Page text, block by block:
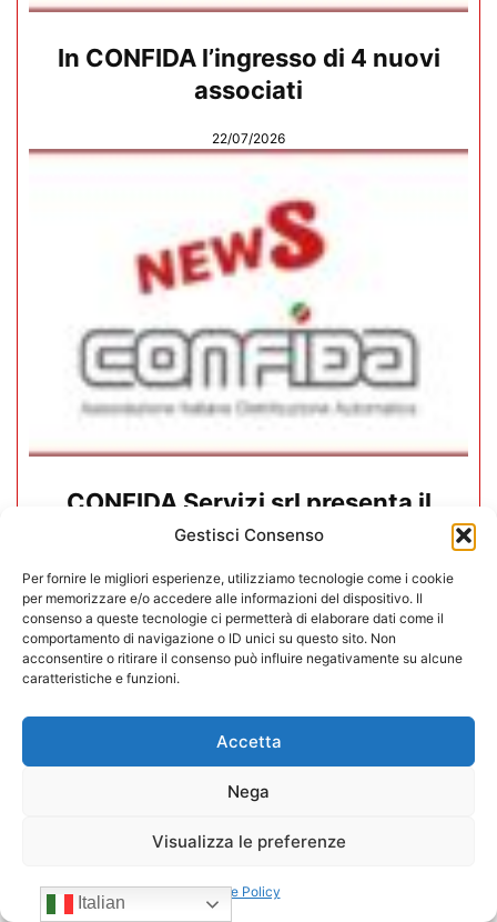
Gestisci Consenso
Per fornire le migliori esperienze, utilizziamo tecnologie come i cookie
per memorizzare e/o accedere alle informazioni del dispositivo. Il
consenso a queste tecnologie ci permetterà di elaborare dati come il
comportamento di navigazione o ID unici su questo sito. Non
acconsentire o ritirare il consenso può influire negativamente su alcune
caratteristiche e funzioni.
Accetta
Nega
Visualizza le preferenze
Cookie Policy
In CONFIDA l’ingresso di 4 nuovi
associati
22/07/2026
CONFIDA Servizi srl presenta il
nuovo Consiglio di Amministrazione
17/07/2026
Italian